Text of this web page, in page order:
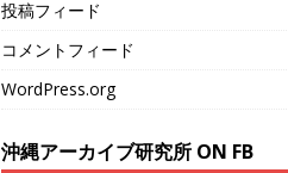
投稿フィード
コメントフィード
WordPress.org
沖縄アーカイブ研究所 ON FB